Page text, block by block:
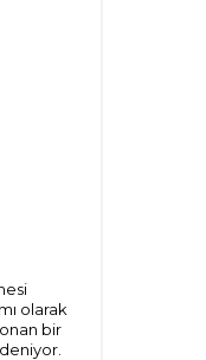
olarak
bir